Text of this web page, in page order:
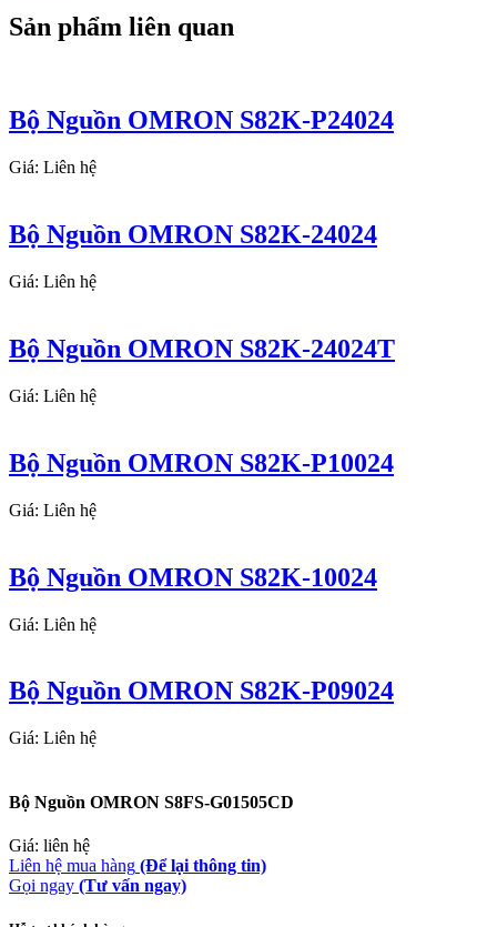
Sản phẩm liên quan
Bộ Nguồn OMRON S82K-P24024
Giá: Liên hệ
Bộ Nguồn OMRON S82K-24024
Giá: Liên hệ
Bộ Nguồn OMRON S82K-24024T
Giá: Liên hệ
Bộ Nguồn OMRON S82K-P10024
Giá: Liên hệ
Bộ Nguồn OMRON S82K-10024
Giá: Liên hệ
Bộ Nguồn OMRON S82K-P09024
Giá: Liên hệ
Bộ Nguồn OMRON S8FS-G01505CD
Giá: liên hệ
Liên hệ mua hàng (Để lại thông tin)
Gọi ngay (Tư vấn ngay)